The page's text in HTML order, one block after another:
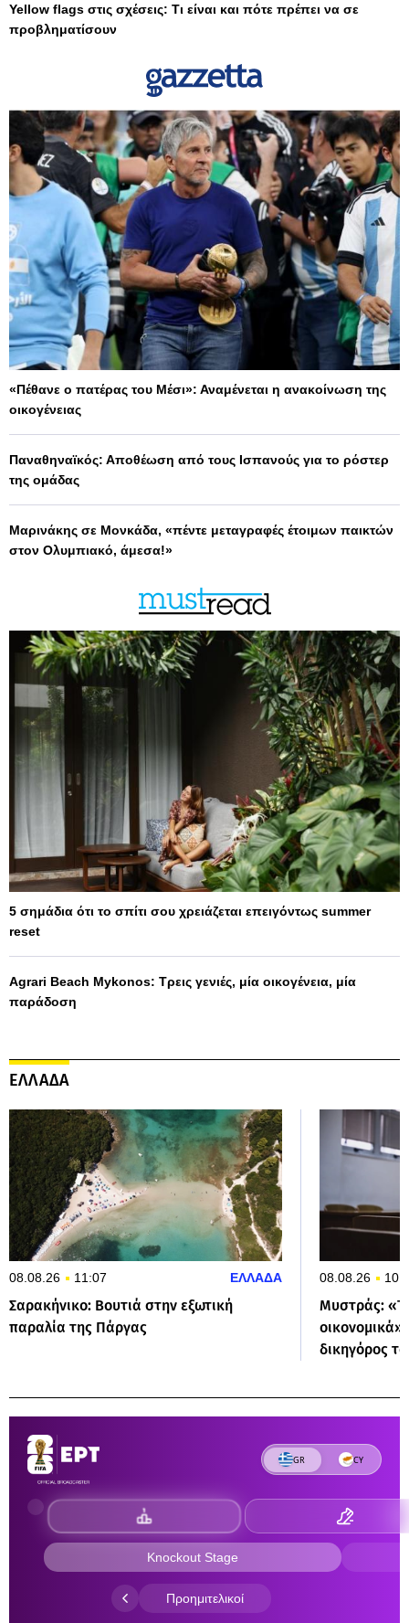
Yellow flags στις σχέσεις: Τι είναι και πότε πρέπει να σε
προβληματίσουν
«Πέθανε ο πατέρας του Μέσι»: Αναμένεται η ανακοίνωση της
οικογένειας
Παναθηναϊκός: Αποθέωση από τους Ισπανούς για το ρόστερ
της ομάδας
Μαρινάκης σε Μονκάδα, «πέντε μεταγραφές έτοιμων παικτών
στον Ολυμπιακό, άμεσα!»
5 σημάδια ότι το σπίτι σου χρειάζεται επειγόντως summer
reset
Agrari Beach Mykonos: Τρεις γενιές, μία οικογένεια, μία
παράδοση
ΕΛΛΑΔΑ
08.08.26 11:07 ΕΛΛΑΔΑ
Σαρακήνικο: Βουτιά στην εξωτική
παραλία της Πάργας
08.08.26
Μυστράς:
δικηγόρος